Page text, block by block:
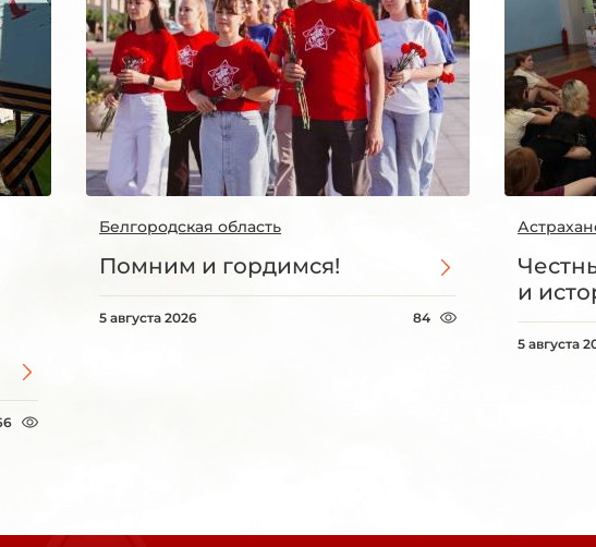
Белгородская область
Помним и гордимся!
5 августа 2026 84
и
5 августа